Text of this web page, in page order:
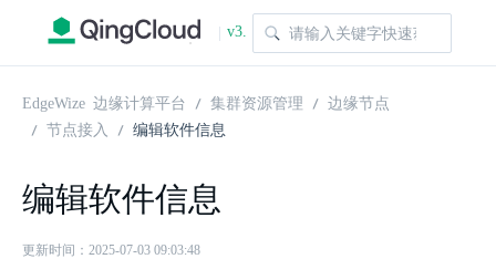
| v3.
1.0
EdgeWize 边缘计算平台 集群资源管理
边缘节点
节点接入
编辑软件信息
编辑软件信息
更新时间：2025-07-03 09:03:48